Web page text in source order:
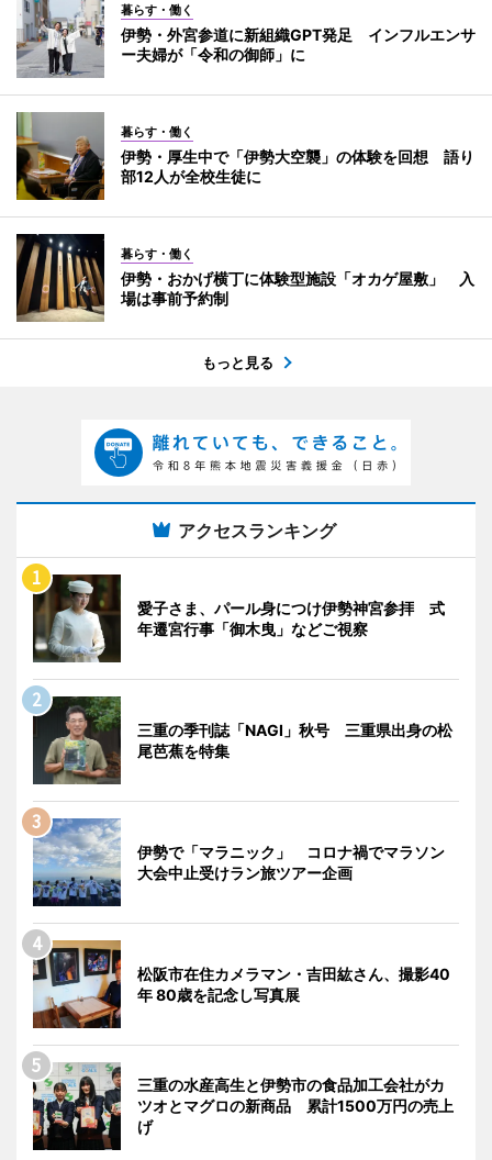
暮らす・働く
伊勢・外宮参道に新組織GPT発足 インフルエンサ
ー夫婦が「令和の御師」に
暮らす・働く
伊勢・厚生中で「伊勢大空襲」の体験を回想 語り
部12人が全校生徒に
暮らす・働く
伊勢・おかげ横丁に体験型施設「オカゲ屋敷」 入
場は事前予約制
もっと見る
アクセスランキング
愛子さま、パール身につけ伊勢神宮参拝 式
年遷宮行事「御木曳」などご視察
三重の季刊誌「NAGI」秋号 三重県出身の松
尾芭蕉を特集
伊勢で「マラニック」 コロナ禍でマラソン
大会中止受けラン旅ツアー企画
松阪市在住カメラマン・吉田紘さん、撮影40
年 80歳を記念し写真展
三重の水産高生と伊勢市の食品加工会社がカ
ツオとマグロの新商品 累計1500万円の売上
げ